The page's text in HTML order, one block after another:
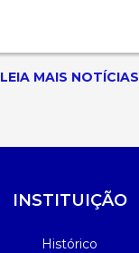
LEIA MAIS NOTÍCIAS
INSTITUIÇÃO
Histórico